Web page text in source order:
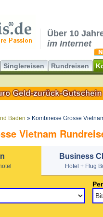
Über 10
im Internet
Singlereisen Rundreisen
Baden » Kombireise Grosse
Vietnam
Business
Hotel + Flug